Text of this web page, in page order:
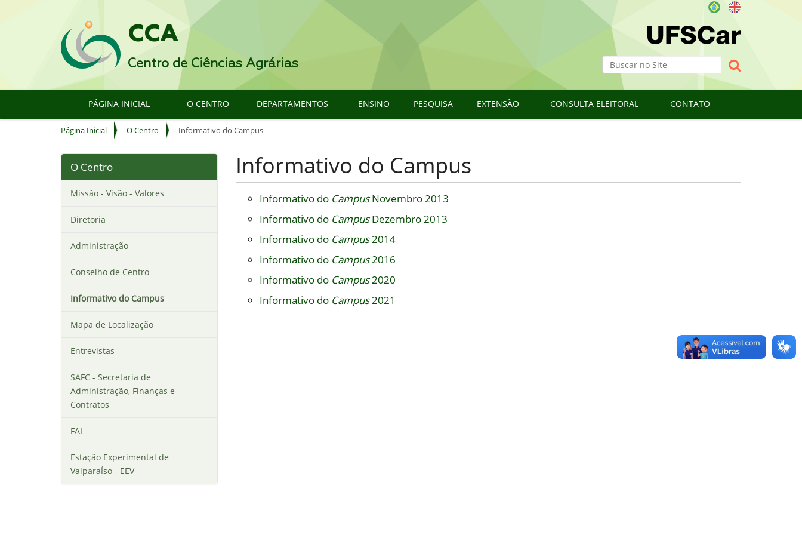
CCA
Centro de Ciências Agrárias Busca
Busca Avançada…
PÁGINA INICIAL O CENTRO DEPARTAMENTOS ENSINO PESQUISA EXTENSÃO CONSULTA ELEITORAL CONTATO
V
c
e
Página Inicial O Centro Informativo do Campus
O Centro
Missão - Visão - Valores
Diretoria
Administração
Conselho de Centro
Informativo do Campus
Mapa de Localização
Entrevistas
SAFC - Secretaria de
Administração, Finanças e
Contratos
FAI
Estação Experimental de
ValparaÍso - EEV
Informativo do Campus
Informativo do CampusNovembro 2013
Informativo do CampusDezembro 2013
Informativo do Campus2014
Informativo do Campus2016
Informativo do Campus2020
Informativo do Campus2021